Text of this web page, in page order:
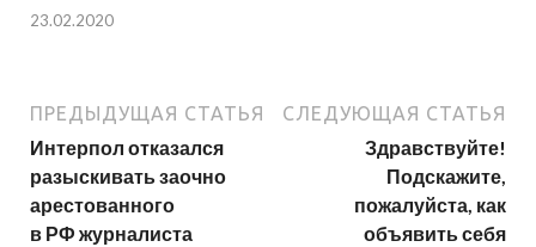
23.02.2020
ПРЕДЫДУЩАЯ СТАТЬЯ
Интерпол отказался
разыскивать заочно
арестованного
в РФ журналиста
СЛЕДУЮЩАЯ СТАТЬЯ
Здравствуйте!
Подскажите,
пожалуйста, как
объявить себя